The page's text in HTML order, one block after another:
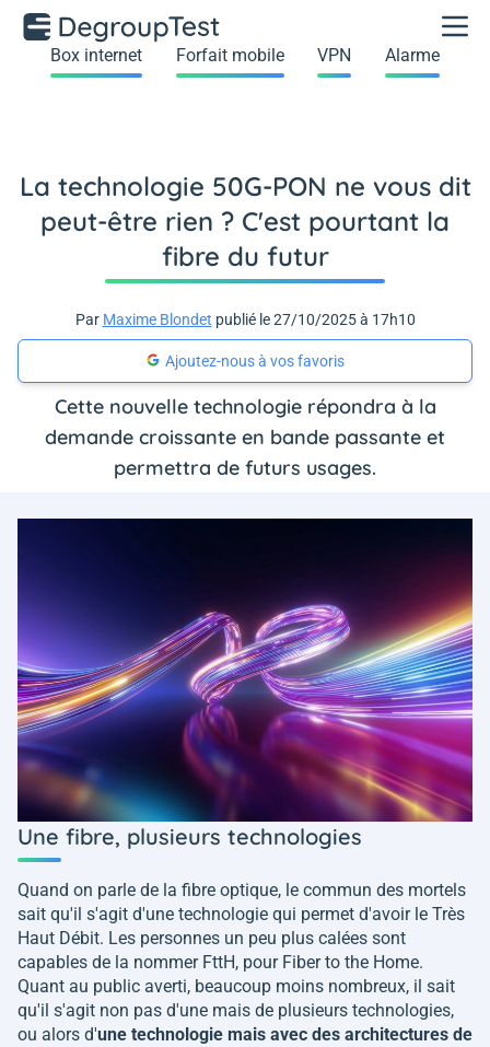
Box internet Forfait mobile VPN Alarme
La technologie 50G-PON ne vous dit
peut-être rien ? C'est pourtant la
fibre du futur
Par Maxime Blondet publié le 27/10/2025 à 17h10
Ajoutez-nous à vos favoris
Cette nouvelle technologie répondra à la
demande croissante en bande passante et
permettra de futurs usages.
Une fibre, plusieurs technologies
Quand on parle de la fibre optique, le commun des mortels
sait qu'il s'agit d'une technologie qui permet d'avoir le Très
Haut Débit. Les personnes un peu plus calées sont
capables de la nommer FttH, pour Fiber to the Home.
Quant au public averti, beaucoup moins nombreux, il sait
qu'il s'agit non pas d'une mais de plusieurs technologies,
ou alors d'une technologie mais avec des architectures de